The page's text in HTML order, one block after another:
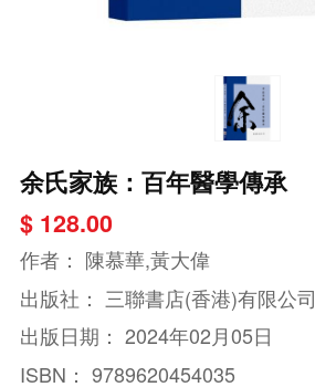
余氏家族：百年醫學傳承
$ 128.00
作者： 陳慕華,黃大偉
出版社： 三聯書店(香港)有限公司
出版日期： 2024年02月05日
ISBN： 9789620454035